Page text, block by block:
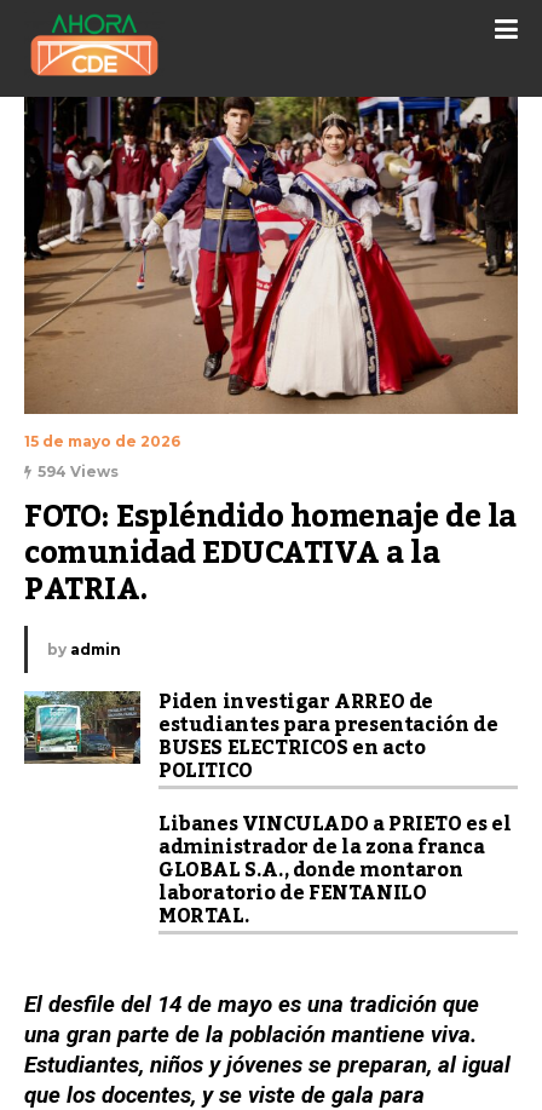
15 de mayo de 2026
594 Views
FOTO: Espléndido homenaje de la
comunidad EDUCATIVA a la
PATRIA.
by admin
Piden investigar ARREO de
estudiantes para presentación de
BUSES ELECTRICOS en acto
POLITICO
Libanes VINCULADO a PRIETO es el
administrador de la zona franca
GLOBAL S.A., donde montaron
laboratorio de FENTANILO
MORTAL.
El desfile del 14 de mayo es una tradición que
una gran parte de la población mantiene viva.
Estudiantes, niños y jóvenes se preparan, al igual
que los docentes, y se viste de gala para